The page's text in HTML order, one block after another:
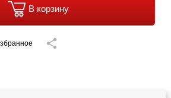
В корзину